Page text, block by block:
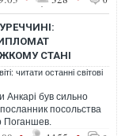
СТАНІ
читати останні світові
Анкарі був сильно
посольства
Поганшев.